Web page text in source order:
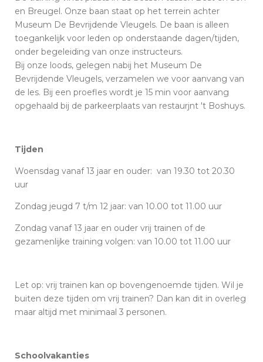
en Breugel. Onze baan staat op het terrein achter
Museum De Bevrijdende Vleugels. De baan is alleen
toegankelijk voor leden op onderstaande dagen/tijden,
onder begeleiding van onze instructeurs.
Bij onze loods, gelegen nabij het Museum De
Bevrijdende Vleugels, verzamelen we voor aanvang van
de les. Bij een proefles wordt je 15 min voor aanvang
opgehaald bij de parkeerplaats van restaurjnt 't Boshuys.
Tijden
Woensdag vanaf 13 jaar en ouder: van 19.30 tot 20.30
uur
Zondag jeugd 7 t/m 12 jaar: van 10.00 tot 11.00 uur
Zondag vanaf 13 jaar en ouder vrij trainen of de
gezamenlijke training volgen: van 10.00 tot 11.00 uur
Let op: vrij trainen kan op bovengenoemde tijden. Wil je
buiten deze tijden om vrij trainen? Dan kan dit in overleg
maar altijd met minimaal 3 personen.
Schoolvakanties